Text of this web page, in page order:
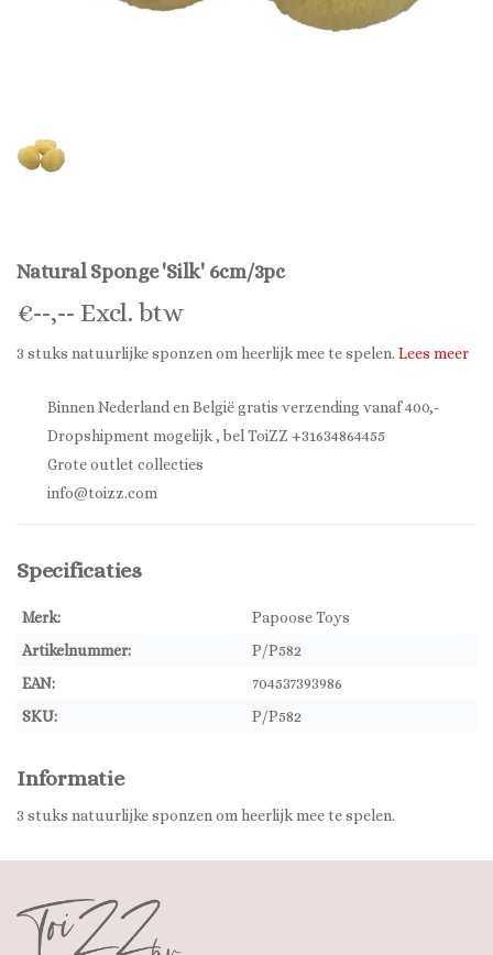
Natural Sponge 'Silk' 6cm/3pc
€--,-- Excl. btw
3 stuks natuurlijke sponzen om heerlijk mee te spelen. Lees meer
Binnen Nederland en België gratis verzending vanaf 400,-
Dropshipment mogelijk , bel ToiZZ +31634864455
Grote outlet collecties
info@toizz.com
Specificaties
Merk:
Papoose Toys
Artikelnummer:
P/P582
EAN:
704537393986
SKU:
P/P582
Informatie
3 stuks natuurlijke sponzen om heerlijk mee te spelen.